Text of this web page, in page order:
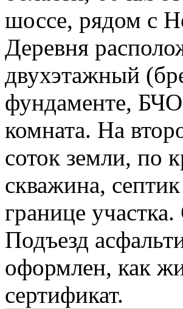
шоссе, рядом с
Деревня
двухэтажный
фундаменте,
комната. На
соток земли, по
скважина,
границе
Подъезд
оформлен, как
сертификат.